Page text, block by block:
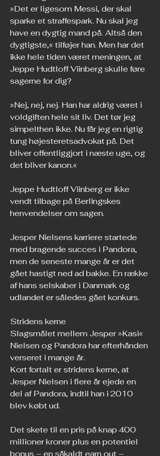
»Det er ligesom Messi, der skal
sparke et straffespark. Nu skal jeg
have en dygtig mand på. Altså den
dygtigste,« tilføjer han. Men har det
ikke hele tiden været meningen, at
Jeppe Hudtloff Viinberg skulle føre
sagerne for dig?
»Nej, nej, nej. Han har aldrig været i
voldgiften hele sit liv. Det tør jeg
simpelthen ikke. Nu får jeg en rigtig
tung højesteretsadvokat på. Det
bliver offentliggjort i næste uge, og
det bliver kanon.«
Jeppe Hudtloff Viinberg er ikke
vendt tilbage på Berlingskes
henvendelser om sagen.
Jesper Nielsens karriere startede
med bragende succes i Pandora,
men de seneste mange år er det
gået hastigt ned ad bakke. En række
af hans selskaber i Danmark og
udlandet er således gået konkurs.
Stridens kerne
Slagsmålet mellem Jesper »Kasi«
Nielsen og Pandora har efterhånden
verseret i mange år.
Kort fortalt er stridens kerne, at
Jesper Nielsen i flere år ejede en
del af Pandora, indtil han i 2010
blev købt ud.
Det skete til en pris på knap 400
millioner kroner plus en potentiel
bonus – en såkaldt earn out –